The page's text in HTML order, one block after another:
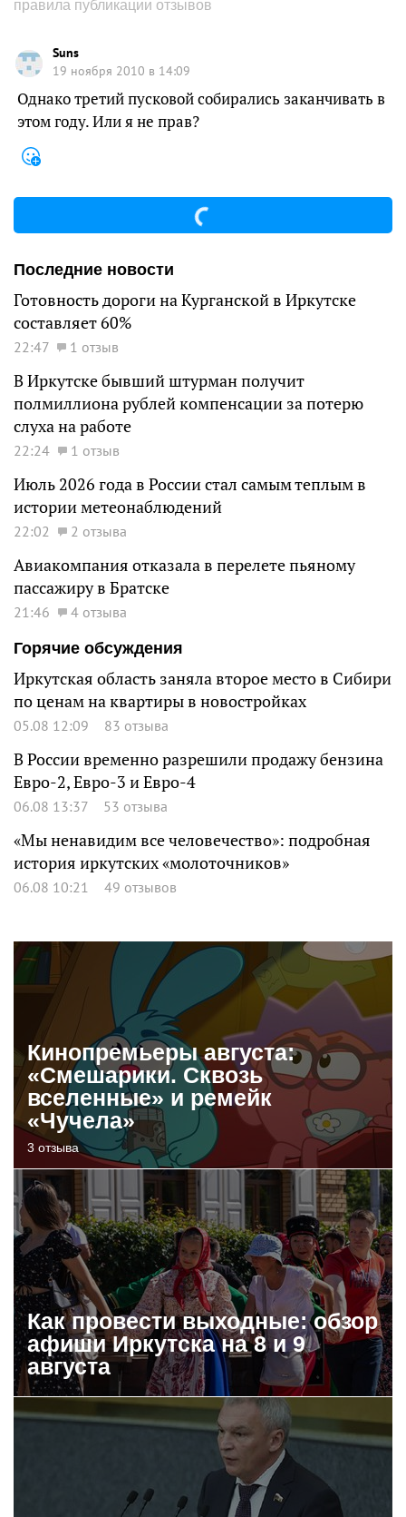
правила публикации отзывов
Suns
19 ноября 2010 в 14:09
Однако третий пусковой собирались заканчивать в
этом году. Или я не прав?
Последние новости
Готовность дороги на Курганской в Иркутске
составляет 60%
22:47 1 отзыв
В Иркутске бывший штурман получит
полмиллиона рублей компенсации за потерю
слуха на работе
22:24 1 отзыв
Июль 2026 года в России стал самым теплым в
истории метеонаблюдений
22:02 2 отзыва
Авиакомпания отказала в перелете пьяному
пассажиру в Братске
21:46
4 отзыва
Горячие обсуждения
Иркутская область заняла второе место в Сибири
по ценам на квартиры в новостройках
05.08 12:09 83 отзыва
В России временно разрешили продажу бензина
Евро-2, Евро-3 и Евро-4
06.08 13:37 53 отзыва
«Мы ненавидим все человечество»: подробная
история иркутских «молоточников»
06.08 10:21 49 отзывов
Кинопремьеры августа:
«Смешарики. Сквозь
вселенные» и ремейк
«Чучела»
3 отзыва
Как провести выходные: обзор
афиши Иркутска на 8 и 9
августа